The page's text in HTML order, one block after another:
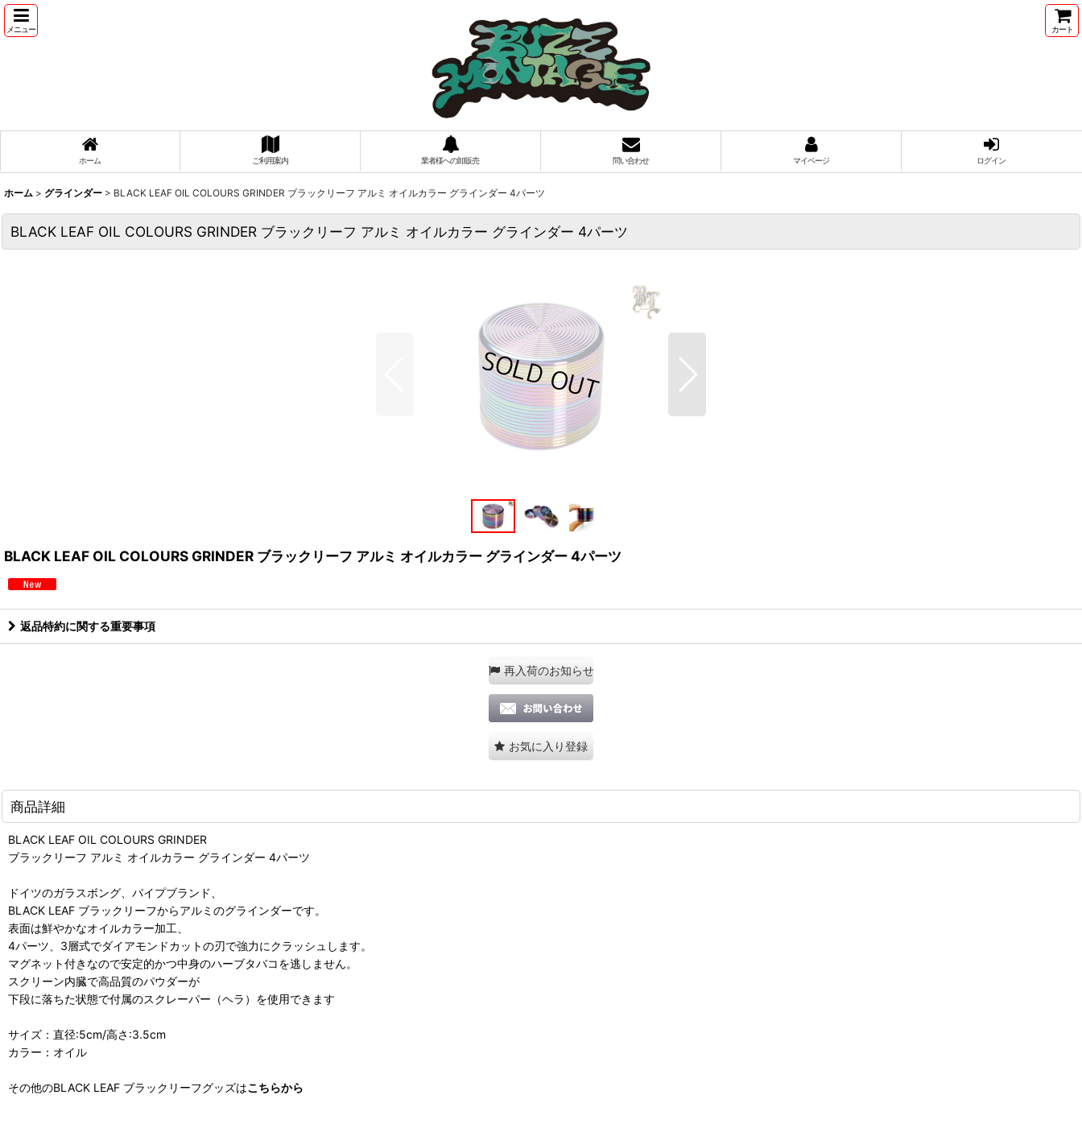
メニュー カート
ホーム ご利用案内 業者様への卸販売 問い合わせ マイページ ログイン
ホーム > グラインダー > BLACK LEAF OIL COLOURS GRINDER ブラックリーフ アルミ オイルカラー グラインダー 4パーツ
BLACK LEAF OIL COLOURS GRINDER ブラックリーフ アルミ オイルカラー グラインダー 4パーツ
BLACK LEAF OIL COLOURS GRINDER ブラックリーフ アルミ オイルカラー グラインダー 4パーツ
返品特約に関する重要事項
再入荷のお知らせ
お気に入り登録
商品詳細
BLACK LEAF OIL COLOURS GRINDER
ブラックリーフ アルミ オイルカラー グラインダー 4パーツ
ドイツのガラスボング、パイプブランド、
BLACK LEAF ブラックリーフからアルミのグラインダーです。
表面は鮮やかなオイルカラー加工、
4パーツ、3層式でダイアモンドカットの刃で強力にクラッシュします。
マグネット付きなので安定的かつ中身のハーブタバコを逃しません。
スクリーン内臓で高品質のパウダーが
下段に落ちた状態で付属のスクレーパー（ヘラ）を使用できます
サイズ：直径:5cm/高さ:3.5cm
カラー：オイル
その他のBLACK LEAF ブラックリーフグッズはこちらから